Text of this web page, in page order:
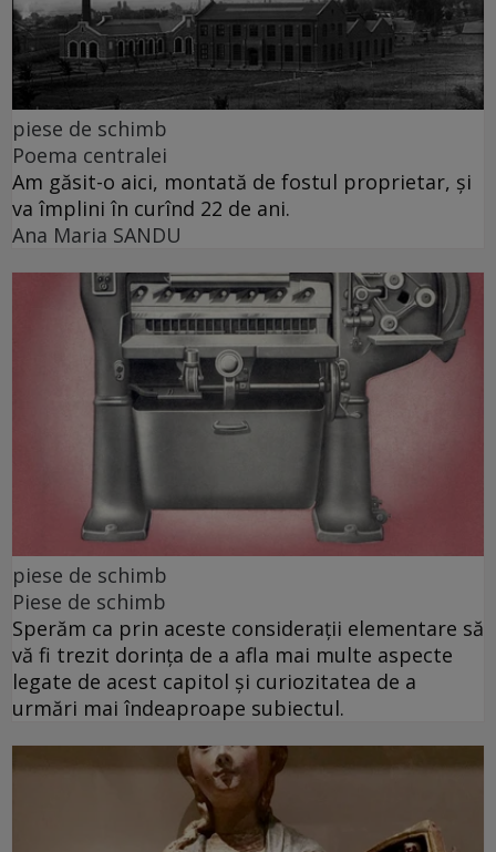
piese de schimb
Poema centralei
Am găsit-o aici, montată de fostul proprietar, și
va împlini în curînd 22 de ani.
Ana Maria SANDU
piese de schimb
Piese de schimb
Sperăm ca prin aceste considerații elementare să
vă fi trezit dorința de a afla mai multe aspecte
legate de acest capitol și curiozitatea de a
urmări mai îndeaproape subiectul.